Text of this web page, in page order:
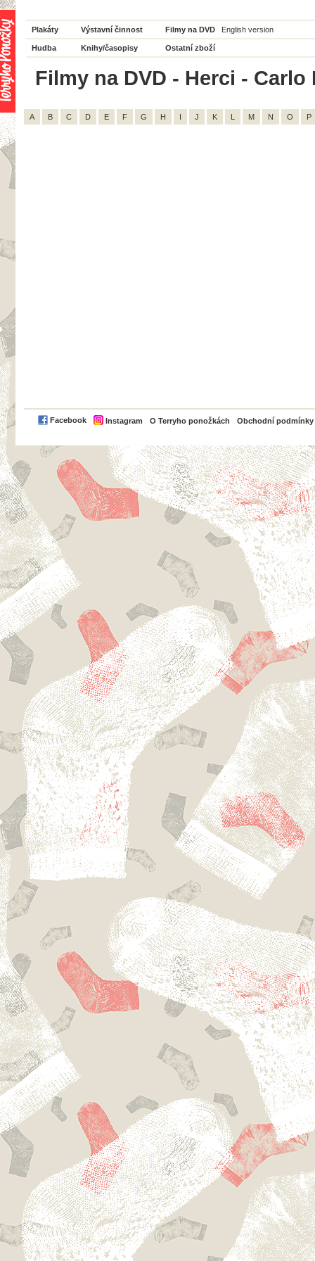
Plakáty Výstavní činnost Filmy na DVD English version
Hudba Knihy/časopisy Ostatní zboží
Filmy na DVD - Herci -
A B C D E F G H I J K L M N O P
Facebook Instagram O Terryho ponožkách Obchodní podmínky
PayPal